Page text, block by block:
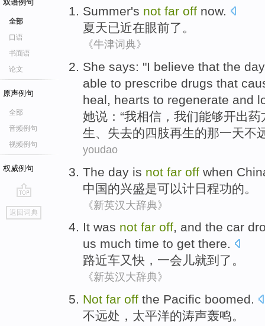
双语例句
全部
口语
书面语
论文
原声例句
全部
音频例句
视频例句
权威例句
go
top
返回词典
Summer's not far off now.
夏天已近在眼前了。
《牛津词典》
She says: "I believe that the day
able to prescribe drugs that
heal, hearts to regenerate and
她说 ：“我相信 ， 我们能够开出药
生、 失去的四肢再生的那一天不
youdao
The day is not far off when
中国的兴盛是可以计日程功的。
《新英汉大辞典》
It was not far off, and the car
us much time to get there.
路近车又快 ，一会儿就到了。
《新英汉大辞典》
Not far off the Pacific boomed.
不远处 ， 太平洋的涛声轰鸣。